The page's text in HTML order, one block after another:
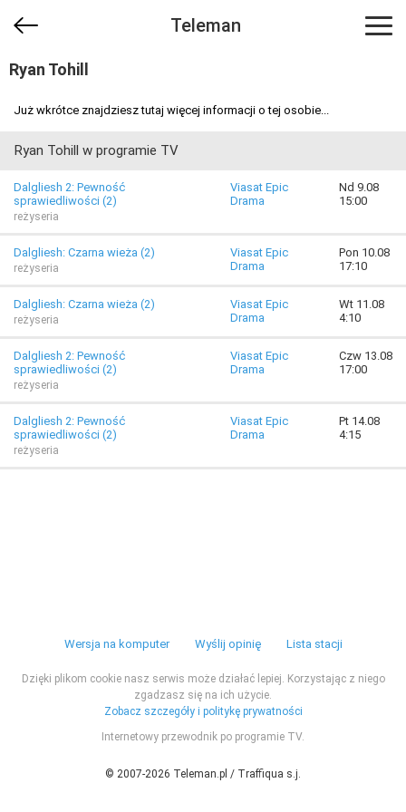
Teleman
Ryan Tohill
Już wkrótce znajdziesz tutaj więcej informacji o tej osobie...
Ryan Tohill w programie TV
Dalgliesh 2: Pewność
sprawiedliwości (2)
reżyseria
Viasat Epic
Drama
Nd 9.08
15:00
Dalgliesh: Czarna wieża (2)
reżyseria
Viasat Epic
Drama
Pon 10.08
17:10
Dalgliesh: Czarna wieża (2)
reżyseria
Viasat Epic
Drama
Wt 11.08
4:10
Dalgliesh 2: Pewność
sprawiedliwości (2)
reżyseria
Viasat Epic
Drama
Czw 13.08
17:00
Dalgliesh 2: Pewność
sprawiedliwości (2)
reżyseria
Viasat Epic
Drama
Pt 14.08
4:15
Wersja na komputer Wyślij opinię Lista stacji
Dzięki plikom cookie nasz serwis może działać lepiej. Korzystając z niego
zgadzasz się na ich użycie.
Zobacz szczegóły i politykę prywatności
Internetowy przewodnik po programie TV.
© 2007-2026 Teleman.pl / Traffiqua s.j.